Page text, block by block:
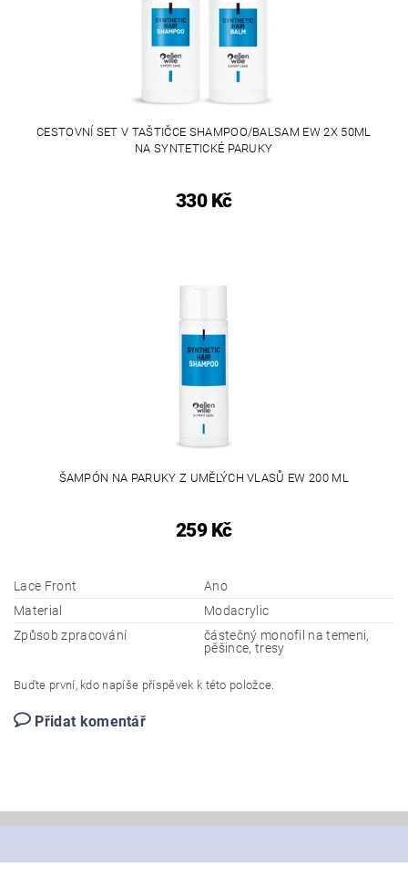
CESTOVNÍ SET V TAŠTIČCE SHAMPOO/BALSAM EW 2X 50ML
NA SYNTETICKÉ PARUKY
330 Kč
ŠAMPÓN NA PARUKY Z UMĚLÝCH VLASŮ EW 200 ML
259 Kč
Lace Front
Ano
Material
Modacrylic
Způsob zpracování
částečný monofil na temeni,
pěšince, tresy
Buďte první, kdo napíše příspěvek k této položce.
Přidat komentář